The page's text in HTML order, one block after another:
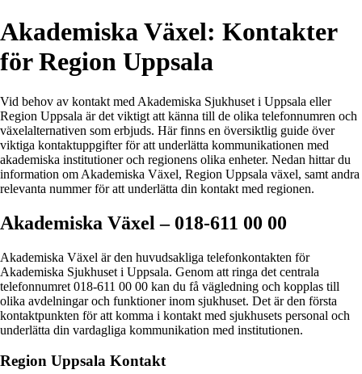
Akademiska Växel: Kontakter
för Region Uppsala
Vid behov av kontakt med Akademiska Sjukhuset i Uppsala eller
Region Uppsala är det viktigt att känna till de olika telefonnumren och
växelalternativen som erbjuds. Här finns en översiktlig guide över
viktiga kontaktuppgifter för att underlätta kommunikationen med
akademiska institutioner och regionens olika enheter. Nedan hittar du
information om Akademiska Växel, Region Uppsala växel, samt andra
relevanta nummer för att underlätta din kontakt med regionen.
Akademiska Växel – 018-611 00 00
Akademiska Växel är den huvudsakliga telefonkontakten för
Akademiska Sjukhuset i Uppsala. Genom att ringa det centrala
telefonnumret 018-611 00 00 kan du få vägledning och kopplas till
olika avdelningar och funktioner inom sjukhuset. Det är den första
kontaktpunkten för att komma i kontakt med sjukhusets personal och
underlätta din vardagliga kommunikation med institutionen.
Region Uppsala Kontakt